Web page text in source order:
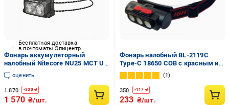
Бесплатная доставка
в почтоматы Эпицентр
Фонарь аккумуляторный
налобный Nitecore NU25 MCT UL
400 люмен 3 цветовые
температуры с красным
светом и пыле-влагозащитой
(001147)
оценить
1 870 -300₴
1 570 ₴/шт.
Фонарь налобный BL-2119C
Type-C 18650 COB с красным и
белым аккумуляторным
светом (2005745029)
1
350 -117 ₴
233 ₴/шт.